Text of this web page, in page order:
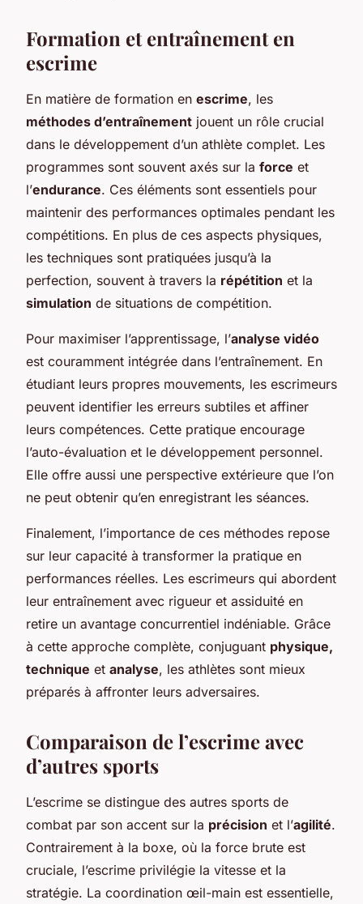
Formation et entraînement en
escrime
En matière de formation en escrime, les
méthodes d’entraînement jouent un rôle crucial
dans le développement d’un athlète complet. Les
programmes sont souvent axés sur la force et
l’endurance. Ces éléments sont essentiels pour
maintenir des performances optimales pendant les
compétitions. En plus de ces aspects physiques,
les techniques sont pratiquées jusqu’à la
perfection, souvent à travers la répétition et la
simulation de situations de compétition.
Pour maximiser l’apprentissage, l’analyse vidéo
est couramment intégrée dans l’entraînement. En
étudiant leurs propres mouvements, les escrimeurs
peuvent identifier les erreurs subtiles et affiner
leurs compétences. Cette pratique encourage
l’auto-évaluation et le développement personnel.
Elle offre aussi une perspective extérieure que l’on
ne peut obtenir qu’en enregistrant les séances.
Finalement, l’importance de ces méthodes repose
sur leur capacité à transformer la pratique en
performances réelles. Les escrimeurs qui abordent
leur entraînement avec rigueur et assiduité en
retire un avantage concurrentiel indéniable. Grâce
à cette approche complète, conjuguant physique,
technique et analyse, les athlètes sont mieux
préparés à affronter leurs adversaires.
Comparaison de l’escrime avec
d’autres sports
L’escrime se distingue des autres sports de
combat par son accent sur la précision et l’agilité.
Contrairement à la boxe, où la force brute est
cruciale, l’escrime privilégie la vitesse et la
stratégie. La coordination œil-main est essentielle,